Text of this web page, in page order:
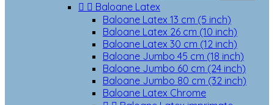
  Baloane Latex
Baloane Latex 13 cm (5 inch)
Baloane Latex 26 cm (10 inch)
Baloane Latex 30 cm (12 inch)
Baloane Jumbo 45 cm (18 inch)
Baloane Jumbo 60 cm (24 inch)
Baloane Jumbo 80 cm (32 inch)
Baloane Latex Chrome